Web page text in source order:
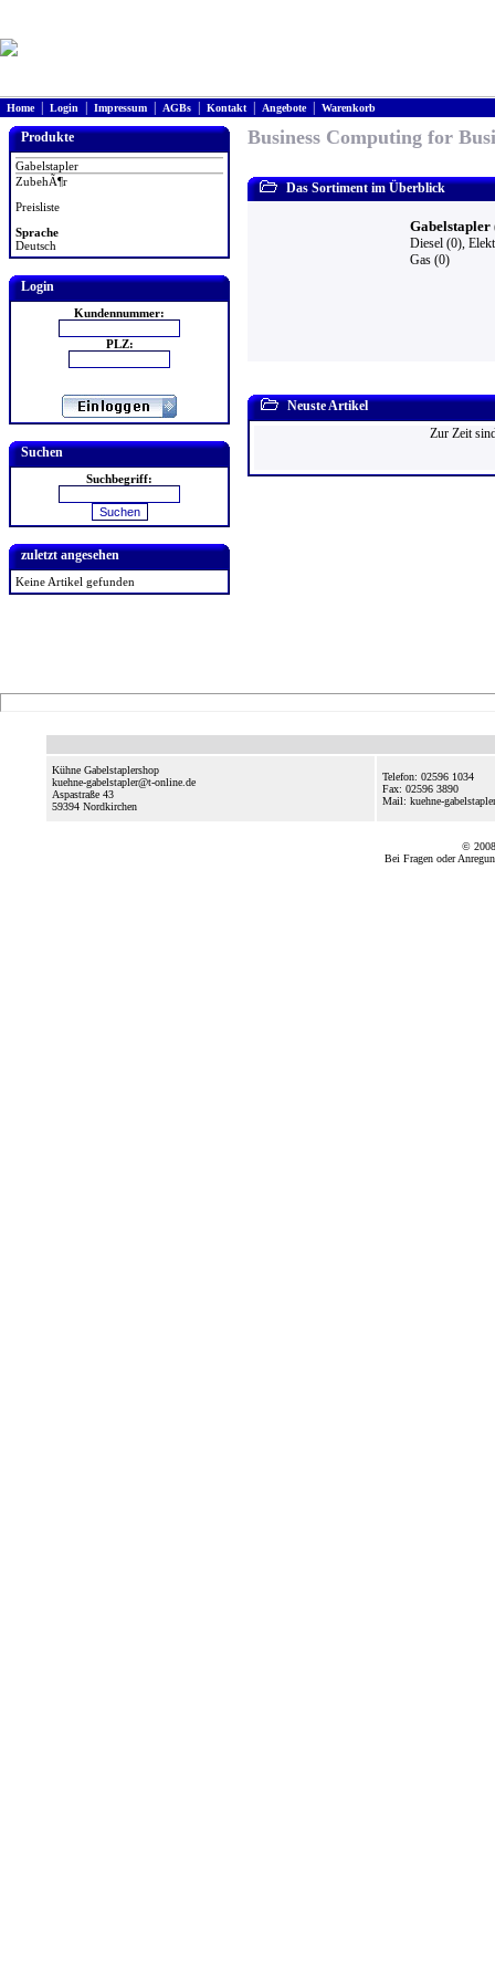
Home| Login Impressum AGBs Kontakt| Angebote| Warenkorb
Produkte
Gabelstapler
ZubehÃ¶r
Preisliste
Sprache
Deutsch
Login
Kundennummer:
PLZ:
Suchen
Suchbegriff:
zuletzt angesehen
Keine Artikel gefunden
Business Computing for
Das Sortiment im Überblick
Gabelstapler
Diesel (0),
Gas (0)
Neuste Artikel
Zur Zeit
Kühne Gabelstaplershop
kuehne-gabelstapler@t-online.de
Aspastraße 43
59394 Nordkirchen
Telefon: 02596 1034
Fax: 02596 3890
Mail: kuehne-
© 2008
Bei Fragen oder